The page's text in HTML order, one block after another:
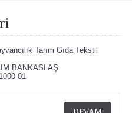
Tarım Gıda Tekstil
BANKASI AŞ
01